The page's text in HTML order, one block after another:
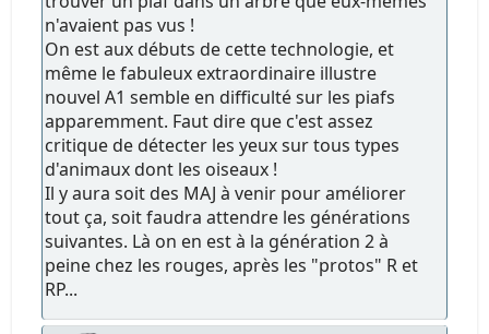
n'avaient pas vus !
On est aux débuts de cette technologie, et
même le fabuleux extraordinaire illustre
nouvel A1 semble en difficulté sur les piafs
apparemment. Faut dire que c'est assez
critique de détecter les yeux sur tous types
d'animaux dont les oiseaux !
Il y aura soit des MAJ à venir pour améliorer
tout ça, soit faudra attendre les générations
suivantes. Là on en est à la génération 2 à
peine chez les rouges, après les "protos" R et
RP...